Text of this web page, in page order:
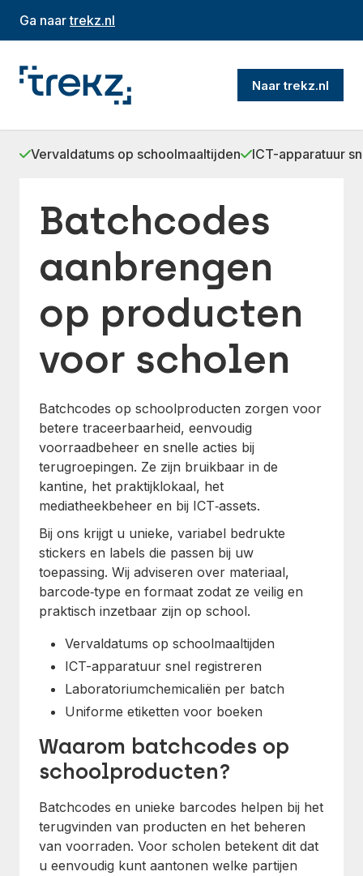
Ga naartrekz.nl
Naar trekz.nl
Vervaldatums op schoolmaaltijden ICT-apparatuur
Batchcodes
aanbrengen
op producten
voor scholen
Batchcodes op schoolproducten zorgen voor
betere traceerbaarheid, eenvoudig
voorraadbeheer en snelle acties bij
terugroepingen. Ze zijn bruikbaar in de
kantine, het praktijklokaal, het
mediatheekbeheer en bij ICT‑assets.
Bij ons krijgt u unieke, variabel bedrukte
stickers en labels die passen bij uw
toepassing. Wij adviseren over materiaal,
barcode‑type en formaat zodat ze veilig en
praktisch inzetbaar zijn op school.
Vervaldatums op schoolmaaltijden
ICT-apparatuur snel registreren
Laboratoriumchemicaliën per batch
Uniforme etiketten voor boeken
Waarom batchcodes op
schoolproducten?
Batchcodes en unieke barcodes helpen bij het
terugvinden van producten en het beheren
van voorraden. Voor scholen betekent dit dat
u eenvoudig kunt aantonen welke partijen